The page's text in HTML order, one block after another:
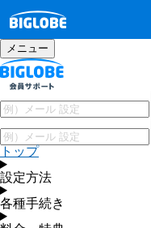
メニュー
トップ
設定方法
各種手続き